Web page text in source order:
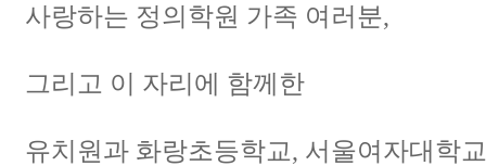
사랑하는 정의학원 가족 여러분,
그리고 이 자리에 함께한
유치원과 화랑초등학교, 서울여자대학